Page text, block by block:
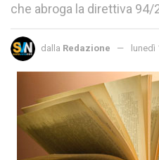
che abroga la direttiva 94/
dalla Redazione